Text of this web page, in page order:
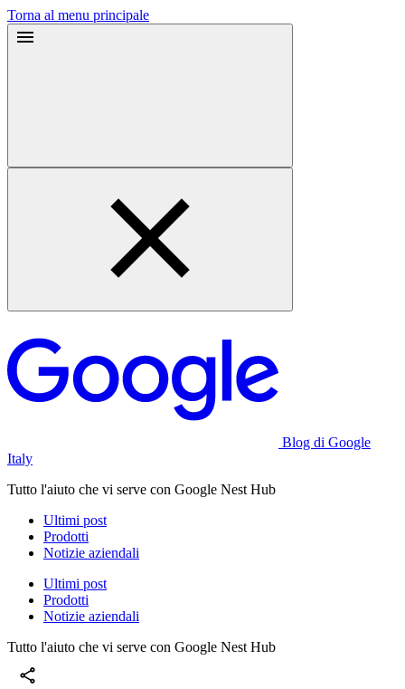
Torna al menu principale
Blog di Google
Italy
Tutto l'aiuto che vi serve con Google Nest Hub
Ultimi post
Prodotti
Notizie aziendali
Ultimi post
Prodotti
Notizie aziendali
Tutto l'aiuto che vi serve con Google Nest Hub